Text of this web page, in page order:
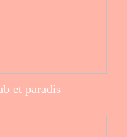
et paradis